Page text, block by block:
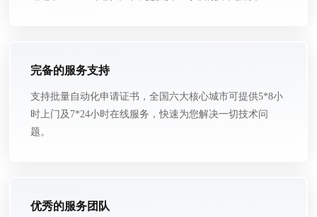
完备的服务支持
支持批量自动化申请证书，全国六大核心城市可提供5*8小
时上门及7*24小时在线服务，快速为您解决一切技术问
题。
优秀的服务团队